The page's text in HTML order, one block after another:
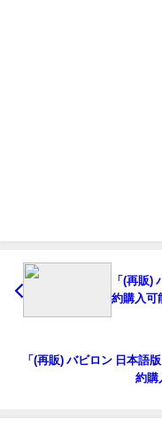
「(再販)
約購入可
「(再販) バビロン 日本語
約購